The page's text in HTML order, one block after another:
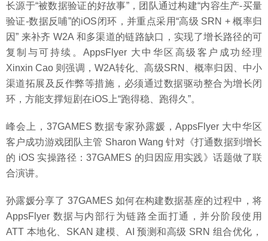
长源于“被数据验证的好故事”，团队通过构建“内容生产-买量
验证-数据反哺”的iOS闭环，并重点采用“高级 SRN + 概率归
因” 来补齐 W2A 和多渠道的链路缺口，实现了增长路径的可
复制与可持续。AppsFlyer 大中华区高级客户成功经理
Xinxin Cao 则强调，W2A转化、高级SRN、概率归因、中小
渠道拓展及反作弊等措施，必须通过数据驱动整合为增长闭
环，方能支撑短剧在iOS上“跑得稳、跑得久”。
峰会上，37GAMES 数据专家孙露媛，AppsFlyer 大中华区
客户成功游戏团队主管 Sharon Wang 针对《打通数据到增长
的 iOS 实操路径：37GAMES 的归因应用实践》话题做了联
合演讲。
孙露媛分享了 37GAMES 如何在构建数据基座的过程中，将
AppsFlyer 数据与内部行为链路全面打通，并分阶段使用
ATT 本地化、SKAN 建模、AI 预测和高级 SRN 组合优化，